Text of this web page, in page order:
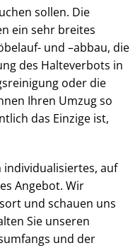
sollen. Die
ein sehr breites
und –abbau, die
des Halteverbots in
oder die
Ihren Umzug so
das Einzige ist,
individualisiertes, auf
Angebot. Wir
und schauen uns
Sie unseren
und der